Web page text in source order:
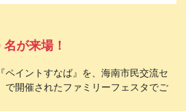
が来場！
ペイントすなば』を、海南市民交流セ
で開催されたファミリーフェスタでご